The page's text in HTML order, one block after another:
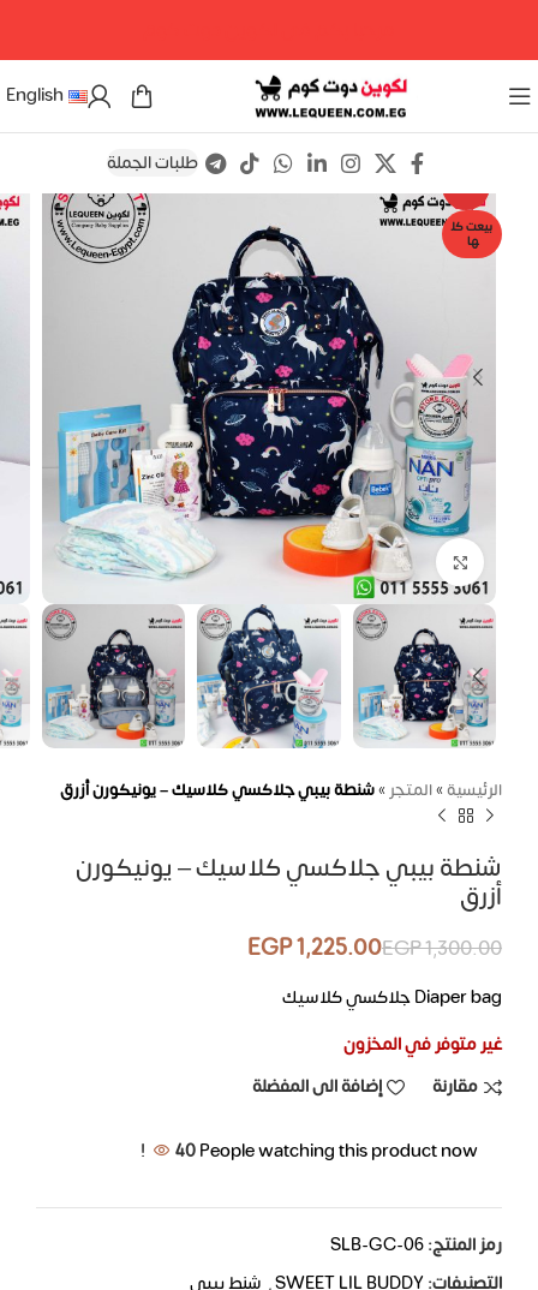
English
طلبات الجملة
بيعت كل
ها
اضغط للتكبير
الرئيسية»المتجر »شنطة بيبي جلاكسي كلاسيك – يونيكورن أزرق
شنطة بيبي جلاكسي كلاسيك – يونيكورن
أزرق
1,300.00
EGP
1,225.00
EGP
Diaper bag جلاكسي كلاسيك
غير متوفر في المخزون
مقارنة
إضافة الى المفضلة
40People watching this product now!
رمز المنتج:SLB-GC-06
التصنيفات:SWEET LIL BUDDY
, شنط بيبي